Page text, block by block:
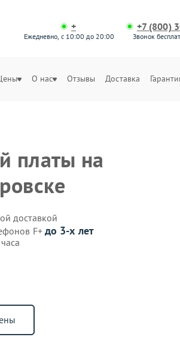
+
Ежедневно, с 10:00 до 20:00
+7 (800)
Звонок
О нас Отзывы Доставка
платы на
доставкой
F+ до 3-х лет